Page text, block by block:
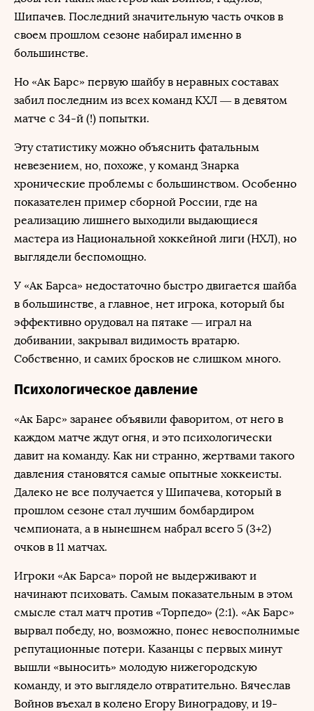
Шипачев. Последний значительную часть очков в
своем прошлом сезоне набирал именно в
большинстве.
Но «Ак Барс» первую шайбу в неравных составах
забил последним из всех команд КХЛ — в девятом
матче с 34-й (!) попытки.
Эту статистику можно объяснить фатальным
невезением, но, похоже, у команд Знарка
хронические проблемы с большинством. Особенно
показателен пример сборной России, где на
реализацию лишнего выходили выдающиеся
мастера из Национальной хоккейной лиги (НХЛ), но
выглядели беспомощно.
У «Ак Барса» недостаточно быстро двигается шайба
в большинстве, а главное, нет игрока, который бы
эффективно орудовал на пятаке — играл на
добивании, закрывал видимость вратарю.
Собственно, и самих бросков не слишком много.
Психологическое давление
«Ак Барс» заранее объявили фаворитом, от него в
каждом матче ждут огня, и это психологически
давит на команду. Как ни странно, жертвами такого
давления становятся самые опытные хоккеисты.
Далеко не все получается у Шипачева, который в
прошлом сезоне стал лучшим бомбардиром
чемпионата, а в нынешнем набрал всего 5 (3+2)
очков в 11 матчах.
Игроки «Ак Барса» порой не выдерживают и
начинают психовать. Самым показательным в этом
смысле стал матч против «Торпедо» (2:1). «Ак Барс»
вырвал победу, но, возможно, понес невосполнимые
репутационные потери. Казанцы с первых минут
вышли «выносить» молодую нижегородскую
команду, и это выглядело отвратительно. Вячеслав
Войнов въехал в колено Егору Виноградову, и 19-